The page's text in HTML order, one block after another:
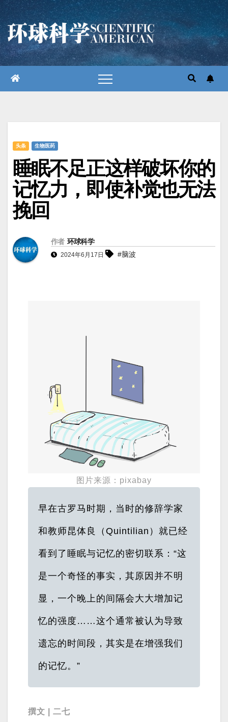
跳
至
内
容
头条 生物医药
睡眠不足正这样破坏你的
记忆力，即使补觉也无法
挽回
作者 环球科学
2024年6月17日 #脑波
图片来源：pixabay
早在古罗马时期，当时的修辞学家
和教师昆体良（Quintilian）就已经
看到了睡眠与记忆的密切联系：“这
是一个奇怪的事实，其原因并不明
显，一个晚上的间隔会大大增加记
忆的强度……这个通常被认为导致
遗忘的时间段，其实是在增强我们
的记忆。”
撰文 | 二七